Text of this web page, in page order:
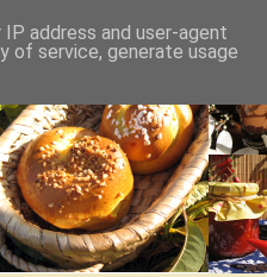
address and user-agent
of service, generate usage